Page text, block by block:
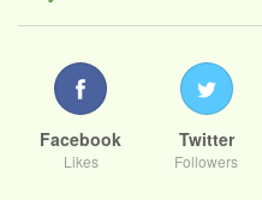
Facebook
Likes
Twitter
Followers